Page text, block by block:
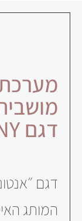
דגם ANTHONY
דגם